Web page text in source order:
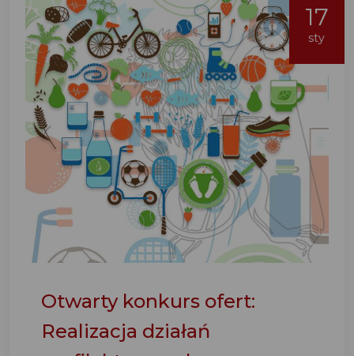
17
sty
Otwarty konkurs ofert:
Realizacja działań